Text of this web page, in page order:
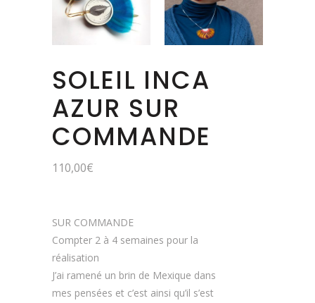
SOLEIL INCA
AZUR SUR
COMMANDE
110,00€
SUR COMMANDE
Compter 2 à 4 semaines pour la
réalisation
J’ai ramené un brin de Mexique dans
mes pensées et c’est ainsi qu’il s’est